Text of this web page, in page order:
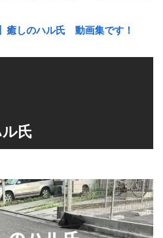
癒しのハル氏 動画集です！
氏